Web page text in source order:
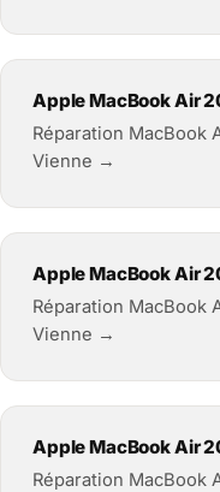
Apple MacBook Air
Réparation MacBook
Vienne →
Apple MacBook Air
Réparation MacBook
Vienne →
Apple MacBook Air
Réparation MacBook